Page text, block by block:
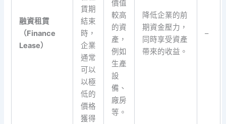
融資租賃
（Finance
Lease）
賃期
結束
時，
企業
通常
可以
以極
低的
價格
獲得
價值
較高
的資
產，
例如
生產
設
備、
廠房
等。
降低企業的前
期資金壓力，
同時享受資產
帶來的收益。
–